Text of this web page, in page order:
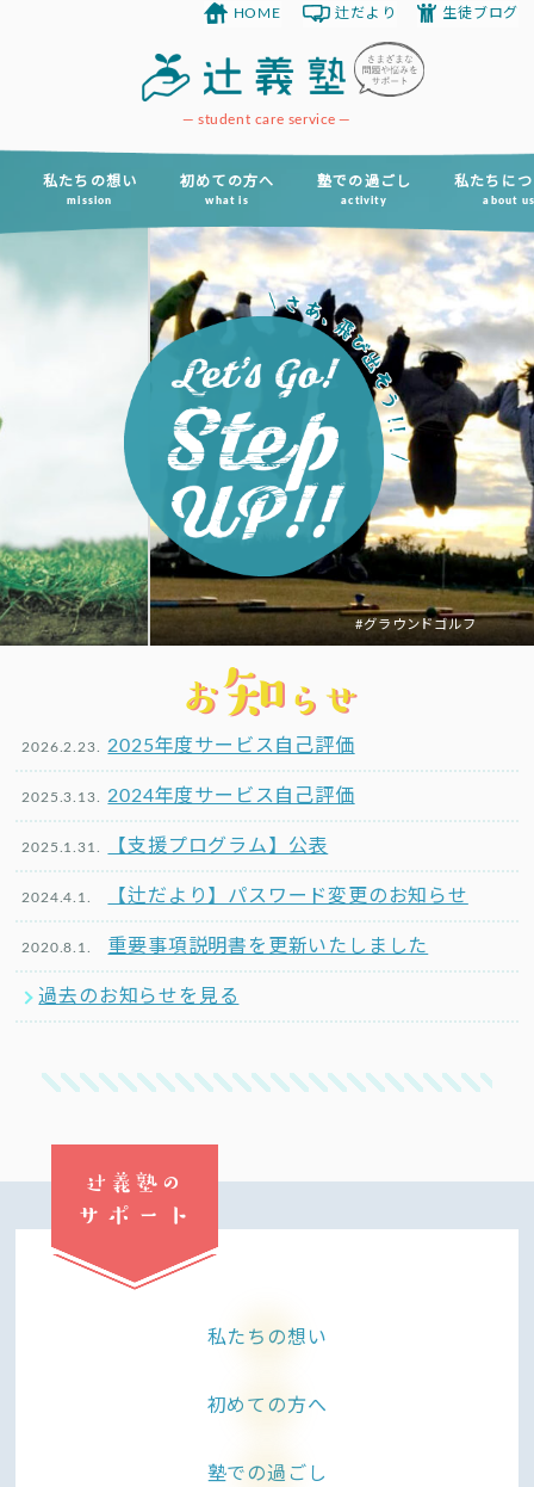
ツ
student care service
私たちの想い
mission
初めての方へ
what is
塾での過ごし
activity
私たちに
about us
HOME 辻だより 生徒ブログ
#グラウンドゴルフ
お知らせ
2026.2.23. 2025年度サービス自己評価
2025.3.13. 2024年度サービス自己評価
2025.1.31. 【支援プログラム】公表
2024.4.1. 【辻だより】パスワード変更のお知らせ
2020.8.1. 重要事項説明書を更新いたしました
過去のお知らせを見る
辻義塾の
サポート
私たちの想い
初めての方へ
塾での過ごし